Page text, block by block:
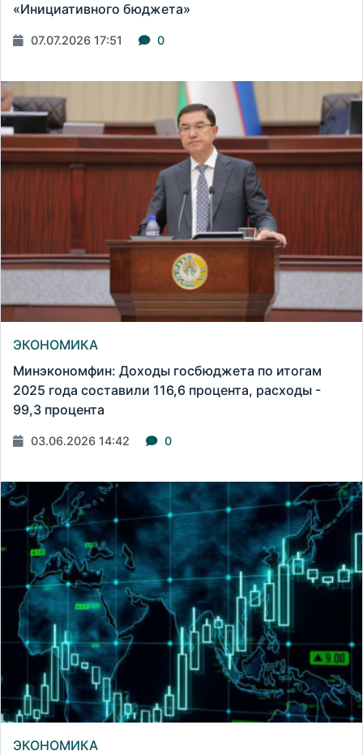
«Инициативного бюджета»
07.07.2026 17:51 0
ЭКОНОМИКА
Минэкономфин: Доходы госбюджета по итогам
2025 года составили 116,6 процента, расходы -
99,3 процента
03.06.2026 14:42 0
ЭКОНОМИКА